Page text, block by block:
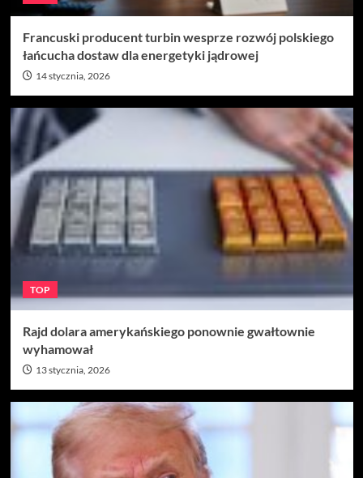
Francuski producent turbin wesprze rozwój polskiego
łańcucha dostaw dla energetyki jądrowej
14 stycznia, 2026
TOP
Rajd dolara amerykańskiego ponownie gwałtownie
wyhamował
13 stycznia, 2026